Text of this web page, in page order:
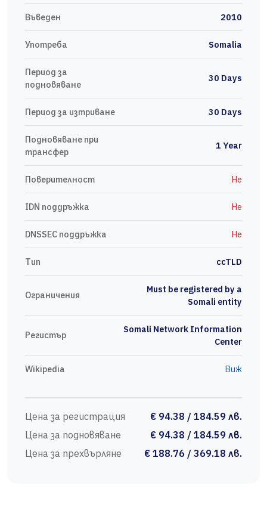
Въведен 2010
Употреба Somalia
Период за
подновяване
30 Days
Период за изтриване 30 Days
Подновяване при
трансфер
1 Year
Поверителност Не
IDN поддръжка Не
DNSSEC поддръжка Не
Тип ccTLD
Ограничения
Must be registered by a
Somali entity
Регистър
Somali Network Information
Center
Wikipedia Виж
Цена за регистрация
€ 94.38 / 184.59 лв.
Цена за подновяване
€ 94.38 / 184.59 лв.
Цена за прехвърляне
€ 188.76 / 369.18 лв.